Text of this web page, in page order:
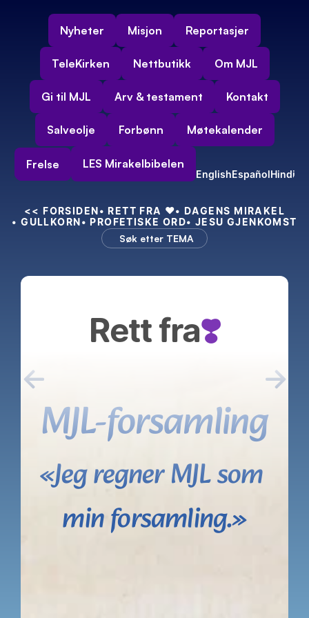
Nyheter Misjon Reportasjer
TeleKirken Nettbutikk Om MJL
Gi til MJL Arv & testament Kontakt
Salveolje Forbønn Møtekalender
Frelse LES Mirakelbibelen
EnglishEspañolHindi
<< FORSIDEN• RETT FRA ❤️• DAGENS MIRAKEL
• GULLKORN• PROFETISKE ORD• JESU GJENKOMST
Søk etter TEMA
Rett fra❣️
← →
MJL-forsamling
«Jeg regner MJL som
min forsamling.»